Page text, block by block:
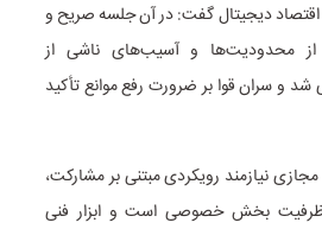
اقتصاد دیجیتال گفت: در آن جلسه صریح و
محدودیت‌ها و آسیب‌های ناشی از
و سران قوا بر ضرورت رفع موانع تأکید
نیازمند رویکردی مبتنی بر مشارکت،
ظرفیت بخش خصوصی است و ابزار فنی